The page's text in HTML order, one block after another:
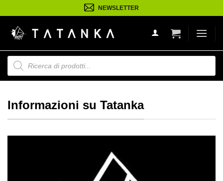
ai
contenuti
NEWSLETTER
Ricerca
prodotti
Informazioni su Tatanka